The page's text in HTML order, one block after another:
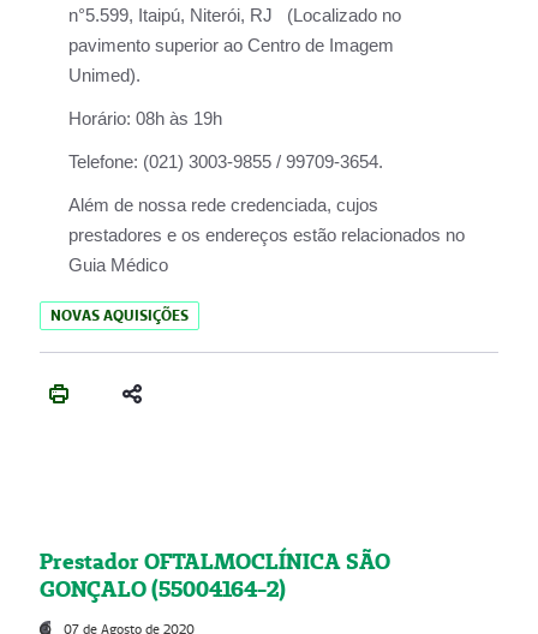
n°5.599, Itaipú, Niterói, RJ (Localizado no
pavimento superior ao Centro de Imagem
Unimed).
Horário: 08h às 19h
Telefone: (021) 3003-9855 / 99709-3654.
Além de nossa rede credenciada, cujos
prestadores e os endereços estão relacionados no
Guia Médico
NOVAS AQUISIÇÕES
Prestador OFTALMOCLÍNICA SÃO
GONÇALO (55004164-2)
07 de Agosto de 2020